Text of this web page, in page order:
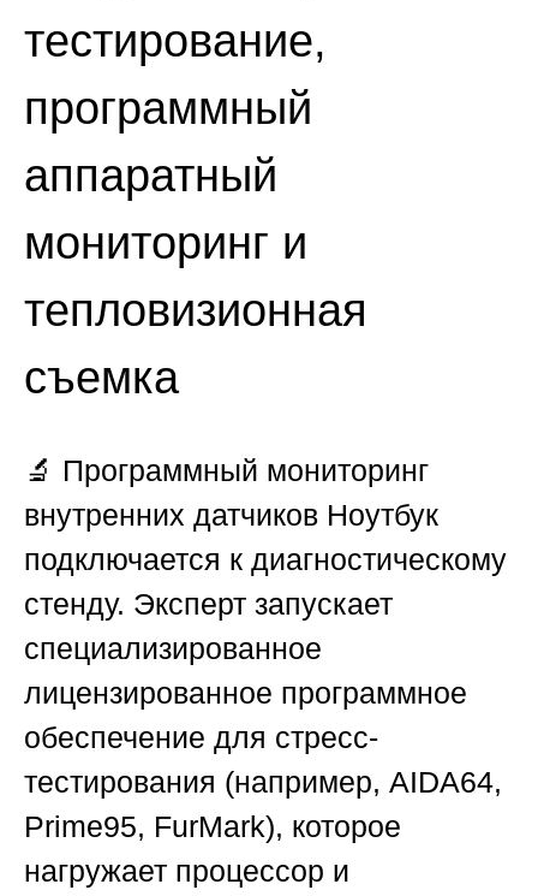
тестирование,
программный
аппаратный
мониторинг и
тепловизионная
съемка
🔬 Программный мониторинг
внутренних датчиков Ноутбук
подключается к диагностическому
стенду. Эксперт запускает
специализированное
лицензированное программное
обеспечение для стресс-
тестирования (например, AIDA64,
Prime95, FurMark), которое
нагружает процессор и